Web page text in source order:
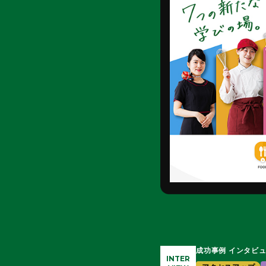
INTER
成功事例 インタビ